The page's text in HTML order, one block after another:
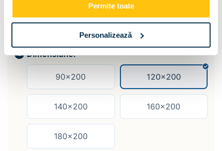
Permite toate
Personalizează
Somiera si lada pat
Dimensiune:
90x200 120x200
140x200 160x200
180x200